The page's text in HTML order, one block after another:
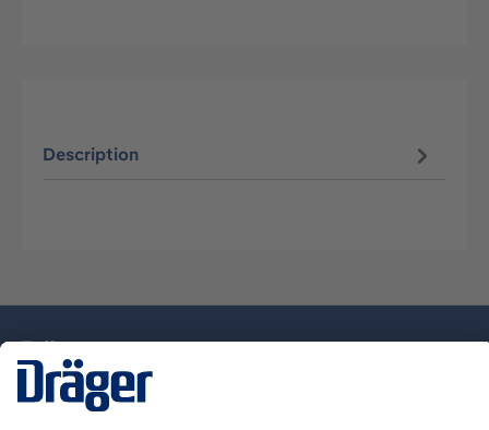
Description
Nous contacter